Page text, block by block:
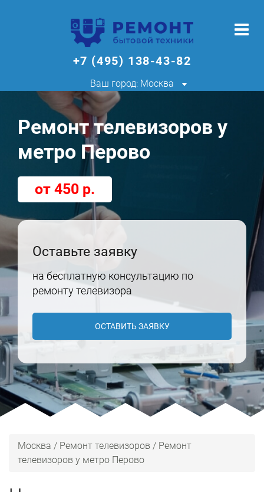
+7 (495) 138-43-82
Ваш город: Москва
Ремонт телевизоров у
метро Перово
от 450 р.
Оставьте заявку
на бесплатную консультацию по
ремонту телевизора
ОСТАВИТЬ ЗАЯВКУ
Москва / Ремонт телевизоров / Ремонт
телевизоров у метро Перово